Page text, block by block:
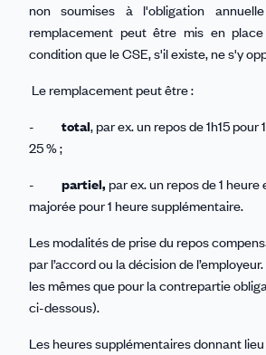
non soumises à l'obligation
remplacement peut être mis en
condition que le CSE, s'il existe, ne s'y
Le remplacement peut être :
- total, par ex. un repos de 1h15 pour
25 % ;
- partiel, par ex. un repos de 1 heure
majorée pour 1 heure supplémentaire.
Les modalités de prise du repos
par l’accord ou la décision de
les mêmes que pour la contrepartie
ci-dessous).
Les heures supplémentaires donnant